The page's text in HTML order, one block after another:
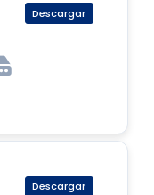
Descargar
Descargar